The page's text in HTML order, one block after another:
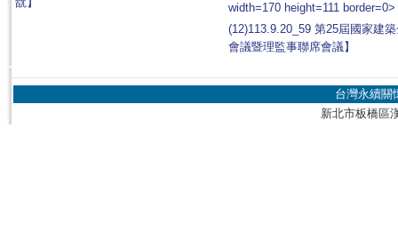
width=170 height=111 border=0>
(12)113.9.20_59 第25屆國家建
會議暨理監事聯席會議】
台灣永續關
新北市板橋區